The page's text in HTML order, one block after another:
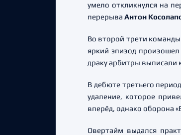
умело откликнулся на
перерыва Антон
Во второй трети
яркий эпизод
драку арбитры
В дебюте третьего
удаление, которое
вперёд, однако оборона
Овертайм выдался